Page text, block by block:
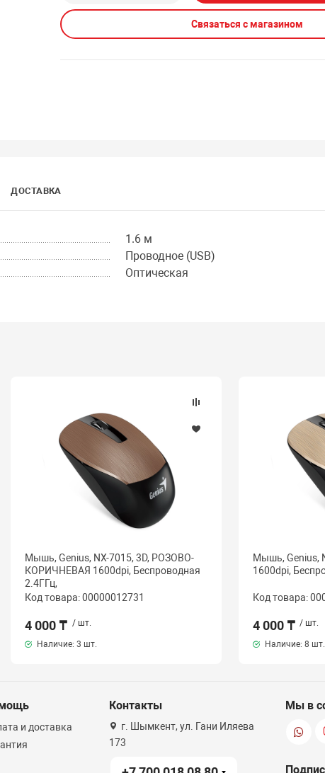
Связаться с магазином
ДОСТАВКА
1.6 м
Проводное (USB)
Оптическая
Мышь, Genius, NX-7015, 3D, РОЗОВО-
КОРИЧНЕВАЯ 1600dpi, Беcпроводная
2.4ГГц,
Код товара: 00000012731
4 000 ₸ / шт.
Наличие:3 шт.
Мышь, Genius,
1600dpi,
Код товара:
4 000 ₸ / шт.
Наличие: 8 шт.
и доставка
Контакты
г. Шымкент, ул. Гани Иляева
173
Мы в